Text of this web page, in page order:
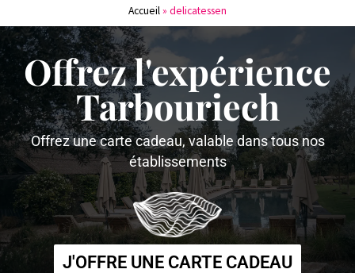
Accueil» delicatessen
Offrez l'expérience
Tarbouriech
Offrez une carte cadeau, valable dans tous nos
établissements
J'OFFRE UNE CARTE CADEAU